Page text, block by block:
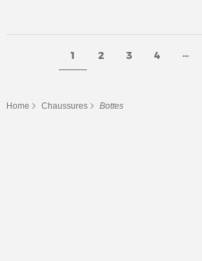
1 2 3 4 ...
Home Chaussures Bottes